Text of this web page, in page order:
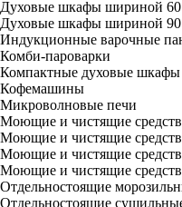
Духовые шкафы шириной
Духовые шкафы шириной
Индукционные варочные
Комби-пароварки
Компактные духовые шкафы
Кофемашины
Микроволновые печи
Моющие и чистящие
Моющие и чистящие
Моющие и чистящие
Моющие и чистящие
Отдельностоящие
Отдельностоящие